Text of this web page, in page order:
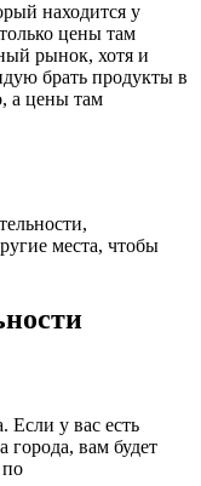
находится у
цены там
рынок, хотя и
брать продукты в
а цены там
места, чтобы
Если у вас есть
города, вам будет
по